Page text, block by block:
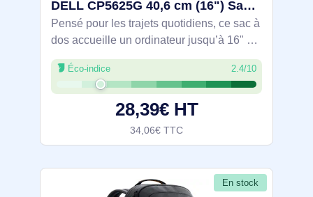
DELL CP5625G 40,6 cm (16") Sac à dos Gris - DELL-CP5625G
Pensé pour les trajets quotidiens, ce sac à
dos accueille un ordinateur jusqu’à 16" et
l’essentiel pro dans 27 L organisés
(housse dédiée, poche avant, grandes
poches latérales). Polyester 300D
Éco-indice 2.4/10
28,39€ HT
34,06€ TTC
En stock